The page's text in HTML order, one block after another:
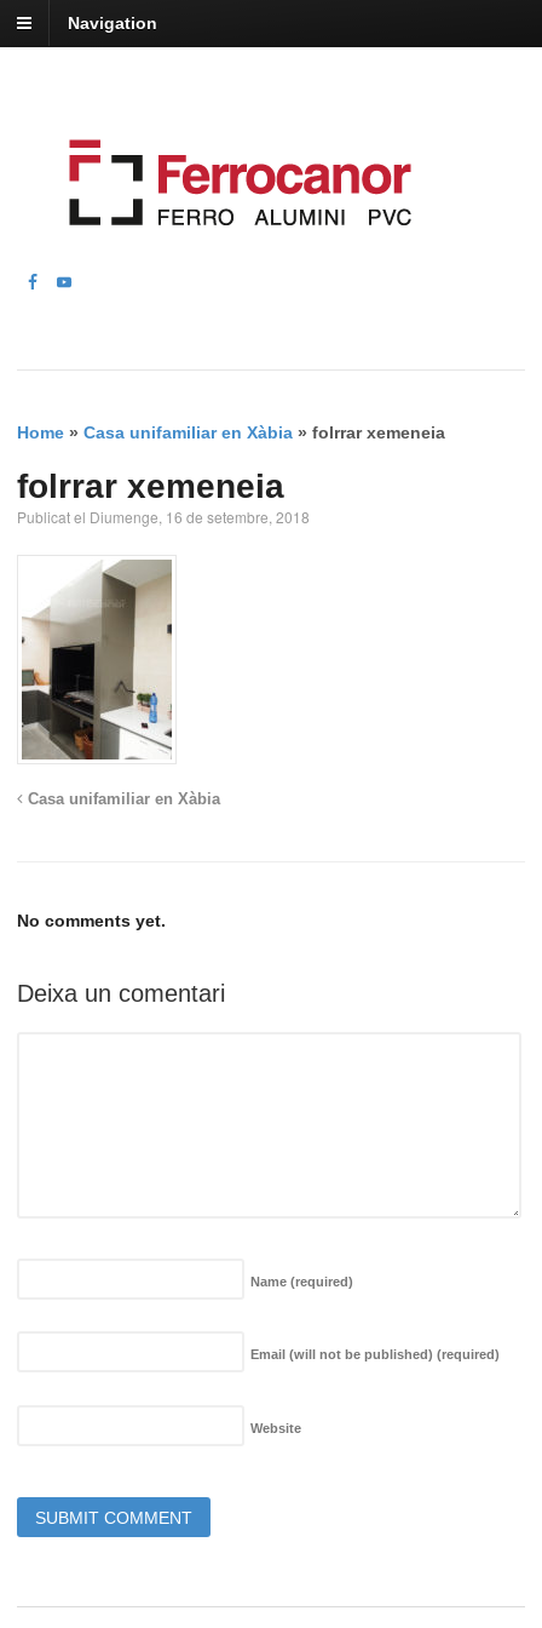
Navigation
Home » Casa unifamiliar en Xàbia » folrrar xemeneia
folrrar xemeneia
Publicat el Diumenge, 16 de setembre, 2018
Casa unifamiliar en Xàbia
No comments yet.
Deixa un comentari
Name (required)
Email (will not be published) (required)
Website